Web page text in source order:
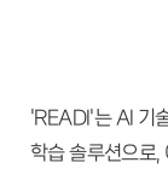
'READI'는 AI 기
학습 솔루션으로,